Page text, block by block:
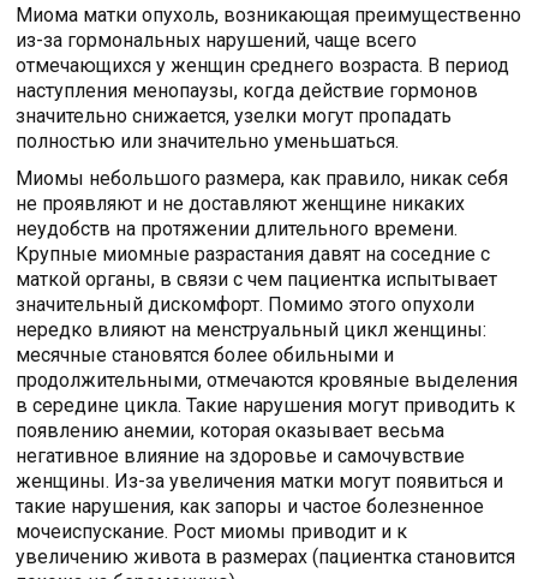
Миома матки опухоль, возникающая преимущественно
из-за гормональных нарушений, чаще всего
отмечающихся у женщин среднего возраста. В период
наступления менопаузы, когда действие гормонов
значительно снижается, узелки могут пропадать
полностью или значительно уменьшаться.
Миомы небольшого размера, как правило, никак себя
не проявляют и не доставляют женщине никаких
неудобств на протяжении длительного времени.
Крупные миомные разрастания давят на соседние с
маткой органы, в связи с чем пациентка испытывает
значительный дискомфорт. Помимо этого опухоли
нередко влияют на менструальный цикл женщины:
месячные становятся более обильными и
продолжительными, отмечаются кровяные выделения
в середине цикла. Такие нарушения могут приводить к
появлению анемии, которая оказывает весьма
негативное влияние на здоровье и самочувствие
женщины. Из-за увеличения матки могут появиться и
такие нарушения, как запоры и частое болезненное
мочеиспускание. Рост миомы приводит и к
увеличению живота в размерах (пациентка становится